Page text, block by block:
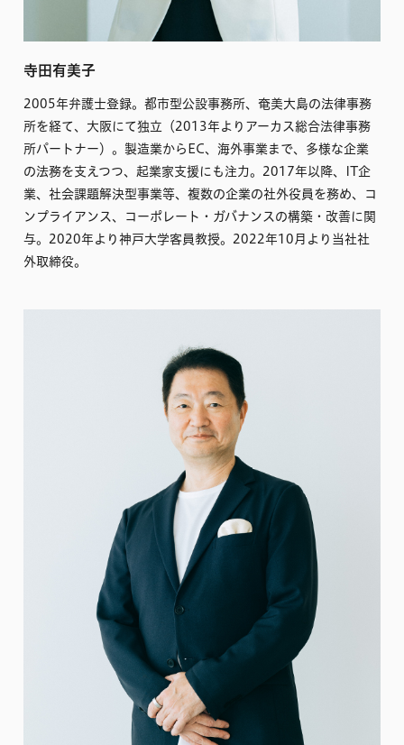
寺田有美子
2005年弁護士登録。都市型公設事務所、奄美大島の法律事務
所を経て、大阪にて独立（2013年よりアーカス総合法律事務
所パートナー）。製造業からEC、海外事業まで、多様な企業
の法務を支えつつ、起業家支援にも注力。2017年以降、IT企
業、社会課題解決型事業等、複数の企業の社外役員を務め、コ
ンプライアンス、コーポレート・ガバナンスの構築・改善に関
与。2020年より神戸大学客員教授。2022年10月より当社社
外取締役。